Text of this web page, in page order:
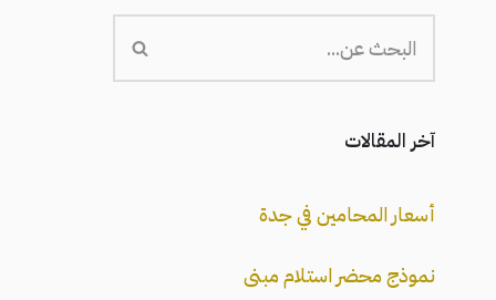
آخر المقالات
أسعار المحامين في جدة
نموذج محضر استلام مبنى